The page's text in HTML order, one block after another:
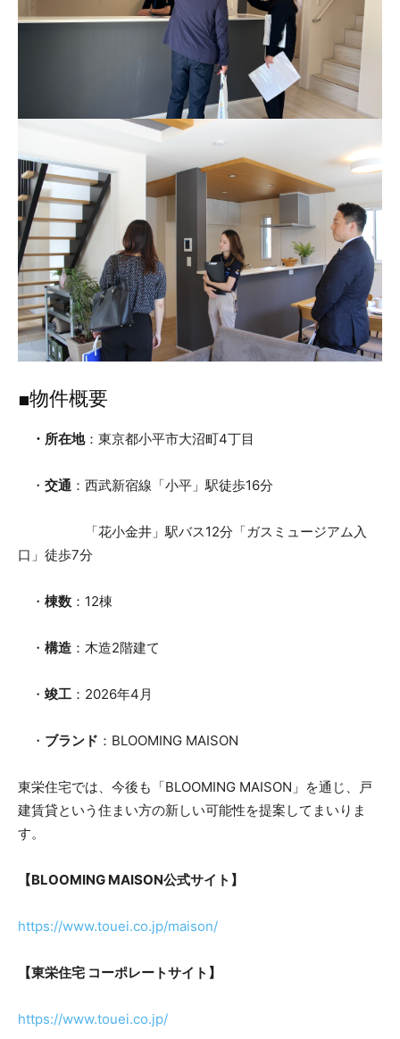
■物件概要
・所在地：東京都小平市大沼町4丁目
・ 交通 ：西武新宿線「小平」駅徒歩16分
「花小金井」駅バス12分「ガスミュージアム入
口」徒歩7分
・ 棟数 ：12棟
・ 構造 ：木造2階建て
・ 竣工 ：2026年4月
・ ブランド ：BLOOMING MAISON
東栄住宅では、今後も「BLOOMING MAISON」を通じ、戸
建賃貸という住まい方の新しい可能性を提案してまいりま
す。
【BLOOMING MAISON公式サイト】
https://www.touei.co.jp/maison/
【東栄住宅 コーポレートサイト】
https://www.touei.co.jp/